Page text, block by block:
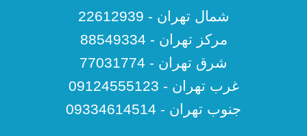
شمال تهران - 22612939
مرکز تهران - 88549334
شرق تهران - 77031774
غرب تهران - 09124555123
جنوب تهران - 09334614514